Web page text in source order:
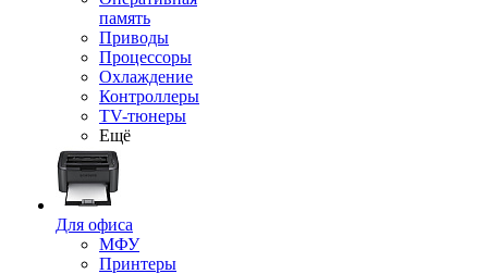
память
Приводы
Процессоры
Охлаждение
Контроллеры
TV-тюнеры
Ещё
Для офиса
МФУ
Принтеры